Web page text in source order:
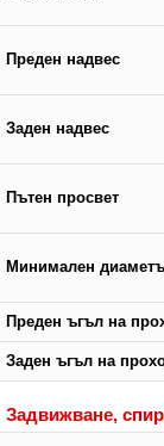
Преден надвес
Заден надвес
Пътен просвет
Минимален
Преден ъгъл на
Заден ъгъл на
Задвижване,